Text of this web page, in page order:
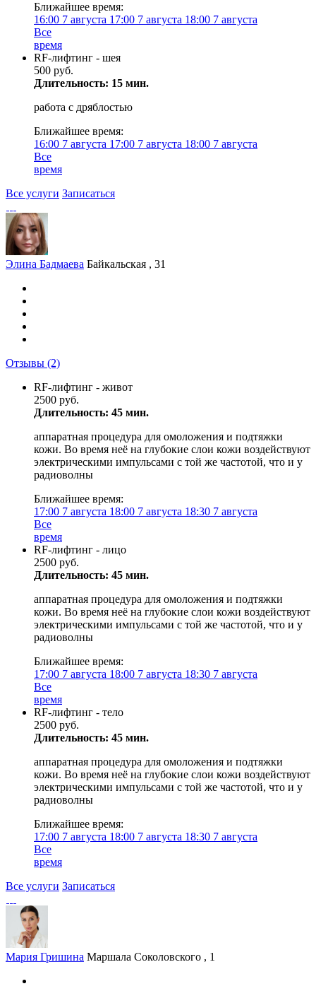
Ближайшее время:
16:00 7 августа 17:00 7 августа 18:00 7 августа
Все
время
RF-лифтинг - шея
500 руб.
Длительность: 15 мин.
работа с дряблостью
Ближайшее время:
16:00 7 августа 17:00 7 августа 18:00 7 августа
Все
время
Все услуги Записаться
Элина Бадмаева Байкальская , 31
Отзывы (2)
RF-лифтинг - живот
2500 руб.
Длительность: 45 мин.
аппаратная процедура для омоложения и подтяжки
кожи. Во время неё на глубокие слои кожи воздействуют
электрическими импульсами с той же частотой, что и у
радиоволны
Ближайшее время:
17:00 7 августа 18:00 7 августа 18:30 7 августа
Все
время
RF-лифтинг - лицо
2500 руб.
Длительность: 45 мин.
аппаратная процедура для омоложения и подтяжки
кожи. Во время неё на глубокие слои кожи воздействуют
электрическими импульсами с той же частотой, что и у
радиоволны
Ближайшее время:
17:00 7 августа 18:00 7 августа 18:30 7 августа
Все
время
RF-лифтинг - тело
2500 руб.
Длительность: 45 мин.
аппаратная процедура для омоложения и подтяжки
кожи. Во время неё на глубокие слои кожи воздействуют
электрическими импульсами с той же частотой, что и у
радиоволны
Ближайшее время:
17:00 7 августа 18:00 7 августа 18:30 7 августа
Все
время
Все услуги Записаться
Мария Гришина Маршала Соколовского , 1